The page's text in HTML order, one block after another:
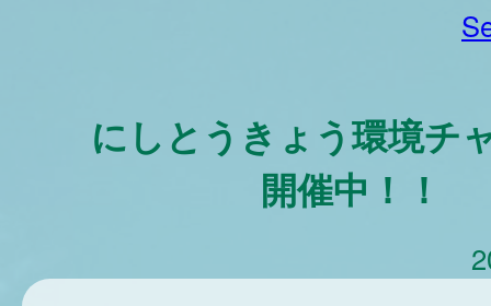
にしとうきょう環境チ
開催中！！